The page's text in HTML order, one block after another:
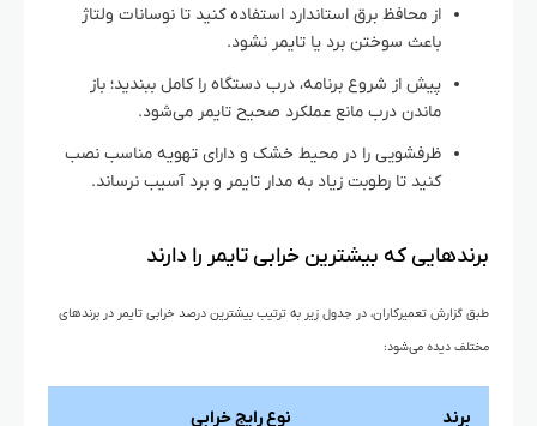
از محافظ برق استاندارد استفاده کنید تا نوسانات ولتاژ
باعث سوختن برد یا تایمر نشود.
پیش از شروع برنامه، درب دستگاه را کامل ببندید؛ باز
ماندن درب مانع عملکرد صحیح تایمر می‌شود.
ظرفشویی را در محیط خشک و دارای تهویه مناسب نصب
کنید تا رطوبت زیاد به مدار تایمر و برد آسیب نرساند.
برندهایی که بیشترین خرابی تایمر را دارند
طبق گزارش تعمیرکاران، در جدول زیر به ترتیب بیشترین درصد خرابی تایمر در برندهای
مختلف دیده می‌شود:
برند نوع رایج خرابی